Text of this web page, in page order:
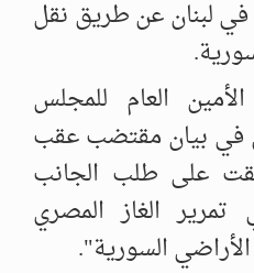
في لبنان عن طريق نقل
العام للمجلس
في بيان مقتضب عقب
على طلب الجانب
تمرير الغاز المصري
الأراضي السورية".